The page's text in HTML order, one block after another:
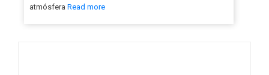
atmósfera Read more